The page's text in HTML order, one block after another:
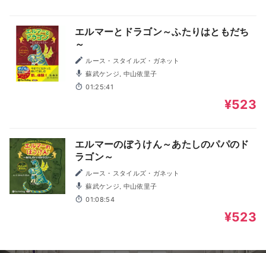
エルマーとドラゴン～ふたりはともだち
～
ルース・スタイルズ・ガネット
蘇武ケンジ, 中山依里子
01:25:41
¥523
エルマーのぼうけん～あたしのパパのド
ラゴン～
ルース・スタイルズ・ガネット
蘇武ケンジ, 中山依里子
01:08:54
¥523